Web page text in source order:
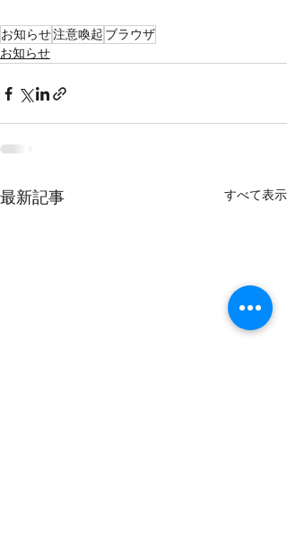
お知らせ注意喚起 ブラウザ
お知らせ
最新記事 すべて表示